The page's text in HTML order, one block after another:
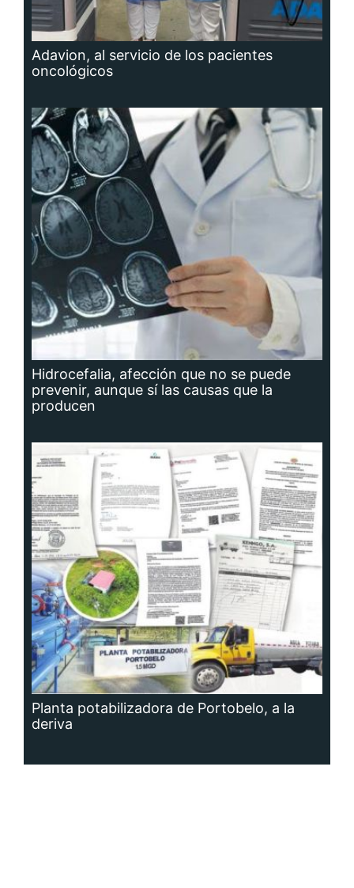
Adavion, al servicio de los pacientes
oncológicos
Hidrocefalia, afección que no se puede
prevenir, aunque sí las causas que la
producen
Planta potabilizadora de Portobelo, a la
deriva